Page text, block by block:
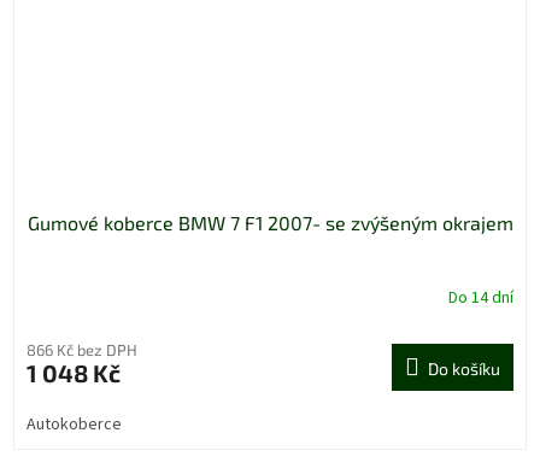
Gumové koberce BMW 7 F1 2007- se zvýšeným okrajem
Do 14 dní
866 Kč bez DPH
1 048 Kč Do košíku
Autokoberce